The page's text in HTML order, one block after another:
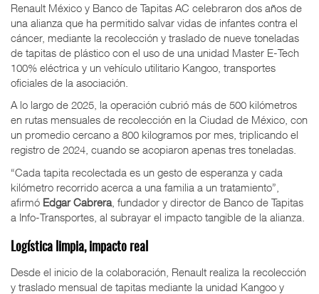
Renault México y Banco de Tapitas AC celebraron dos años de
una alianza que ha permitido salvar vidas de infantes contra el
cáncer, mediante la recolección y traslado de nueve toneladas
de tapitas de plástico con el uso de una unidad Master E-Tech
100% eléctrica y un vehículo utilitario Kangoo, transportes
oficiales de la asociación.
A lo largo de 2025, la operación cubrió más de 500 kilómetros
en rutas mensuales de recolección en la Ciudad de México, con
un promedio cercano a 800 kilogramos por mes, triplicando el
registro de 2024, cuando se acopiaron apenas tres toneladas.
“Cada tapita recolectada es un gesto de esperanza y cada
kilómetro recorrido acerca a una familia a un tratamiento”,
afirmó Edgar Cabrera, fundador y director de Banco de Tapitas
a Info-Transportes, al subrayar el impacto tangible de la alianza.
Logística limpia, impacto real
Desde el inicio de la colaboración, Renault realiza la recolección
y traslado mensual de tapitas mediante la unidad Kangoo y